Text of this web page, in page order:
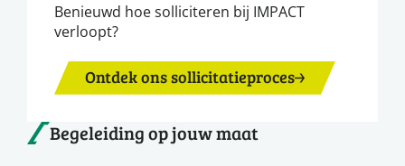
Benieuwd hoe solliciteren bij IMPACT
verloopt?
Ontdek ons sollicitatieproces
Begeleiding op jouw maat